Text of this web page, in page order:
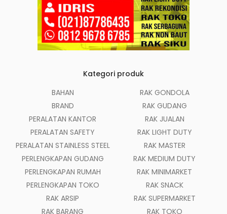
Kategori produk
BAHAN
BRAND
PERALATAN KANTOR
PERALATAN SAFETY
PERALATAN STAINLESS STEEL
PERLENGKAPAN GUDANG
PERLENGKAPAN RUMAH
PERLENGKAPAN TOKO
RAK ARSIP
RAK BARANG
RAK GONDOLA
RAK GUDANG
RAK JUALAN
RAK LIGHT DUTY
RAK MASTER
RAK MEDIUM DUTY
RAK MINIMARKET
RAK SNACK
RAK SUPERMARKET
RAK TOKO